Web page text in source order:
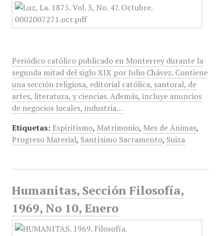
Periódico católico publicado en Monterrey durante la
segunda mitad del siglo XIX por Julio Chávez. Contiene
una sección religiosa, editorial católica, santoral, de
artes, literatura, y ciencias. Además, incluye anuncios
de negocios locales, industria…
Etiquetas: Espiritismo, Matrimonio, Mes de Ánimas,
Progreso Material, Santísimo Sacramento, Suiza
Humanitas, Sección Filosofía,
1969, No 10, Enero